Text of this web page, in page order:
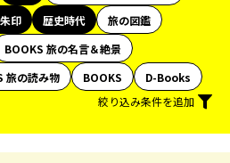
印 歴史時代
旅の図鑑
BOOKS 旅の名言＆絶景
旅の読み物 BOOKS
D-Books
絞り込み条件を追加